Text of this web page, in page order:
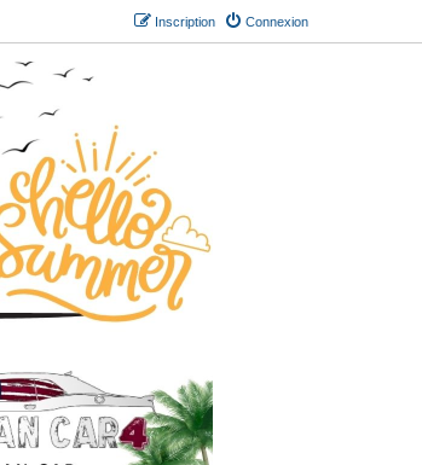
Connexion
Inscription